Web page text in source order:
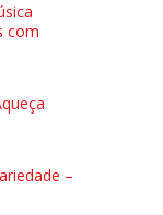
com
–